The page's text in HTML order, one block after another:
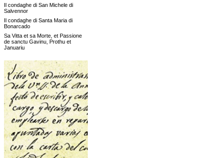
Il condaghe di San Michele di
Salvennor
Il condaghe di Santa Maria di
Bonarcado
Sa Vitta et sa Morte, et Passione
de sanctu Gavinu, Prothu et
Januariu